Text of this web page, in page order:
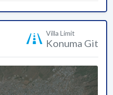
Villa Limit
Konuma Git